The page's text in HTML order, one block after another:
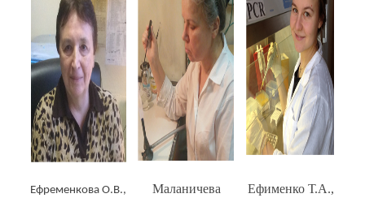
Ефременкова О.В.,
Маланичева
Ефименко Т.А.,